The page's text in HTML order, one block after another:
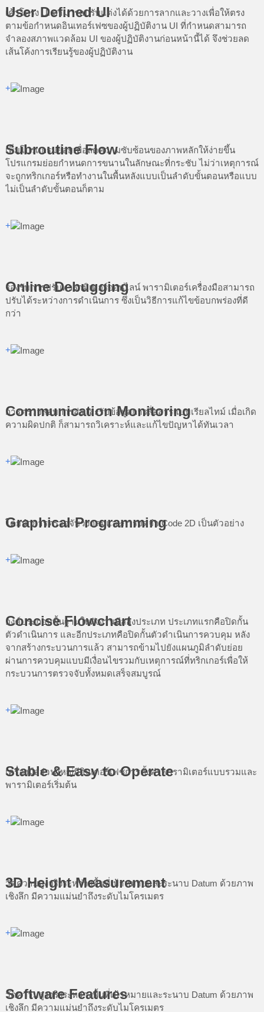
User Defined UI
เค้าโครง UI สามารถปรับแต่งได้ด้วยการลากและวางเพื่อให้ตรง
ตามข้อกำหนดอินเทอร์เฟซของผู้ปฏิบัติงาน UI ที่กำหนดสามารถ
จำลองสภาพแวดล้อม UI ของผู้ปฏิบัติงานก่อนหน้านี้ได้ จึงช่วยลด
เส้นโค้งการเรียนรู้ของผู้ปฏิบัติงาน
+
Subroutine Flow
เพิ่มโปรแกรมย่อยเพื่อลดความซับซ้อนของภาพหลักให้ง่ายขึ้น
โปรแกรมย่อยกำหนดการขนานในลักษณะที่กระชับ ไม่ว่าเหตุการณ์
จะถูกทริกเกอร์หรือทำงานในพื้นหลังแบบเป็นลำดับขั้นตอนหรือแบบ
ไม่เป็นลำดับขั้นตอนก็ตาม
+
Online Debugging
รองรับการปรับพารามิเตอร์ออนไลน์ พารามิเตอร์เครื่องมือสามารถ
ปรับได้ระหว่างการดำเนินการ ซึ่งเป็นวิธีการแก้ไขข้อบกพร่องที่ดี
กว่า
+
Communication Monitoring
การตรวจสอบการส่งและรับข้อมูลการสื่อสารแบบเรียลไทม์ เมื่อเกิด
ความผิดปกติ ก็สามารถวิเคราะห์และแก้ไขปัญหาได้ทันเวลา
+
Graphical Programming
โดยนำการตรวจจับวงกลมและการจดจำ Code 2D เป็นตัวอย่าง
+
Concise Flowchart
องค์ประกอบพื้นฐานในผังงานมีสองประเภท ประเภทแรกคือปิดกั้น
ตัวดำเนินการ และอีกประเภทคือปิดกั้นตัวดำเนินการควบคุม หลัง
จากสร้างกระบวนการแล้ว สามารถข้ามไปยังแผนภูมิลำดับย่อย
ผ่านการควบคุมแบบมีเงื่อนไขรวมกับเหตุการณ์ที่ทริกเกอร์เพื่อให้
กระบวนการตรวจจับทั้งหมดเสร็จสมบูรณ์
+
Stable & Easy to Operate
เครื่องมือส่วนใหญ่มีอินเตอร์เฟซการตั้งค่าพารามิเตอร์แบบรวมและ
พารามิเตอร์เริ่มต้น
+
3D Height Measurement
วัดความสูงจริงระหว่างพื้นที่เป้าหมายและระนาบ Datum ด้วยภาพ
เชิงลึก มีความแม่นยำถึงระดับไมโครเมตร
+
Software Features
วัดความสูงจริงระหว่างพื้นที่เป้าหมายและระนาบ Datum ด้วยภาพ
เชิงลึก มีความแม่นยำถึงระดับไมโครเมตร